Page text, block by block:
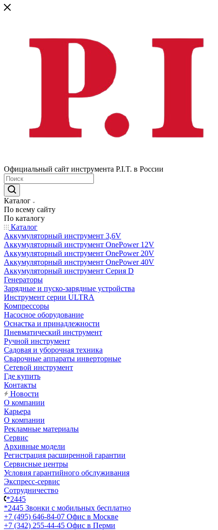
Официальный сайт инструмента P.I.T. в России
Каталог
По всему сайту
По каталогу
Каталог
Аккумуляторный инструмент 3,6V
Аккумуляторный инструмент OnePower 12V
Аккумуляторный инструмент OnePower 20V
Аккумуляторный инструмент OnePower 40V
Аккумуляторный инструмент Серия D
Генераторы
Зарядные и пуско-зарядные устройства
Инструмент серии ULTRA
Компрессоры
Насосное оборудование
Оснастка и принадлежности
Пневматический инструмент
Ручной инструмент
Садовая и уборочная техника
Сварочные аппараты инверторные
Сетевой инструмент
Где купить
Контакты
Новости
О компании
Карьера
О компании
Рекламные материалы
Сервис
Архивные модели
Регистрация расширенной гарантии
Сервисные центры
Условия гарантийного обслуживания
Экспресс-сервис
Сотрудничество
*2445
*2445 Звонки с мобильных бесплатно
+7 (495) 646-84-07 Офис в Москве
+7 (342) 255-44-45 Офис в Перми